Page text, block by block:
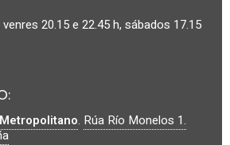
20.15 e 22.45 h, sábados 17.15
. Rúa Río Monelos 1.